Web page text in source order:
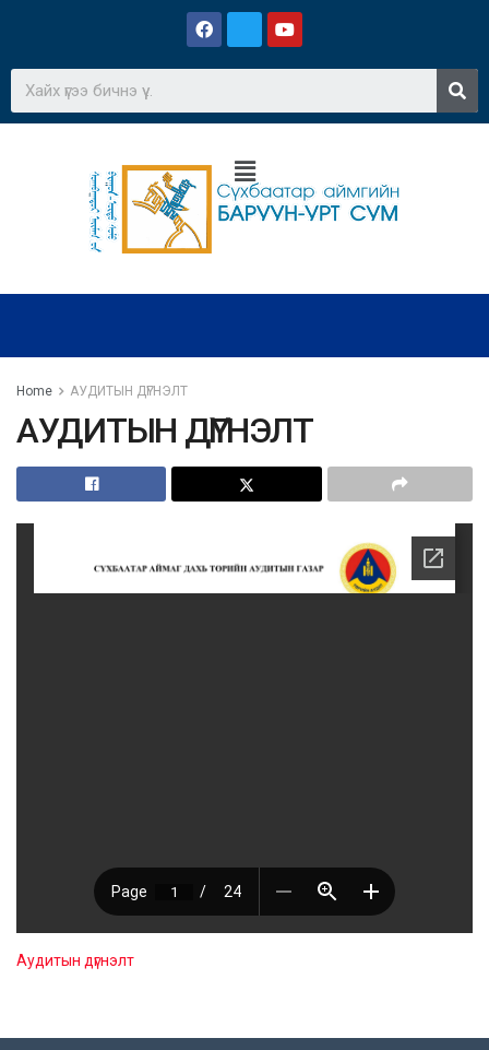
Home АУДИТЫН ДҮГНЭЛТ
АУДИТЫН ДҮГНЭЛТ
Аудитын дүгнэлт